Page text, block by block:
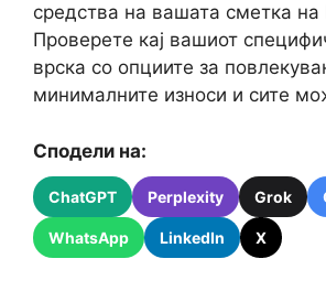
средства на вашата сметка на
Проверете кај вашиот
врска со опциите за
минималните износи и сите
Сподели на:
ChatGPT Perplexity Grok
WhatsApp LinkedIn X